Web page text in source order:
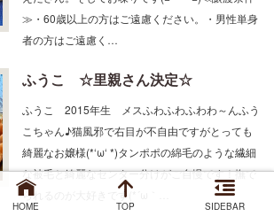
者の方はご遠慮く…
ふうこ 2015年生 メスふわふわふわわ～んふう
こちゃん♪猫風邪で右目が不自由ですがとっても
綺麗なお嬢様(*‘ω‘ *)タンポポの綿毛のような繊細
な被毛と綺麗なセンター分けがご自慢です！撫で
られるのが大好きです(*´ω｀…
HOME TOP SIDEBAR